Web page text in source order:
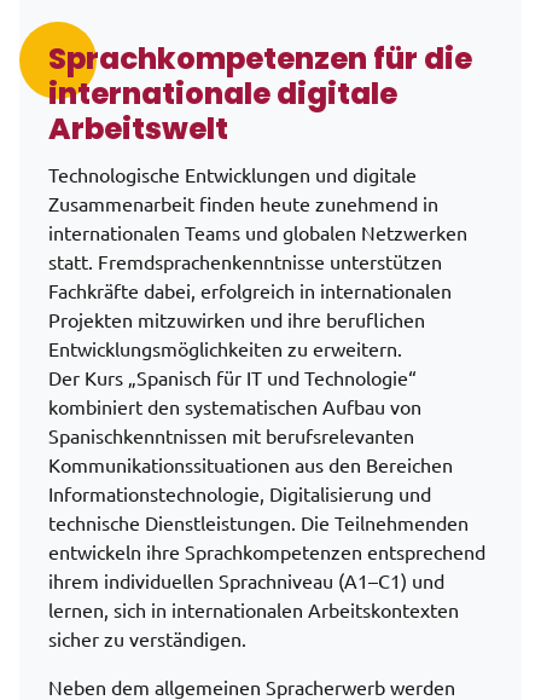
Sprachkompetenzen für die
internationale digitale
Arbeitswelt
Technologische Entwicklungen und digitale
Zusammenarbeit finden heute zunehmend in
internationalen Teams und globalen Netzwerken
statt. Fremdsprachenkenntnisse unterstützen
Fachkräfte dabei, erfolgreich in internationalen
Projekten mitzuwirken und ihre beruflichen
Entwicklungsmöglichkeiten zu erweitern.
Der Kurs „Spanisch für IT und Technologie“
kombiniert den systematischen Aufbau von
Spanischkenntnissen mit berufsrelevanten
Kommunikationssituationen aus den Bereichen
Informationstechnologie, Digitalisierung und
technische Dienstleistungen. Die Teilnehmenden
entwickeln ihre Sprachkompetenzen entsprechend
ihrem individuellen Sprachniveau (A1–C1) und
lernen, sich in internationalen Arbeitskontexten
sicher zu verständigen.
Neben dem allgemeinen Spracherwerb werden